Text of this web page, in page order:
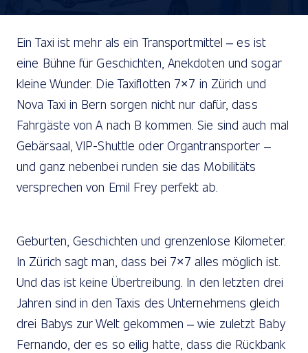
Ein Taxi ist mehr als ein Transportmittel – es ist
eine Bühne für Geschichten, Anekdoten und sogar
kleine Wunder. Die Taxiflotten 7×7 in Zürich und
Nova Taxi in Bern sorgen nicht nur dafür, dass
Fahrgäste von A nach B kommen. Sie sind auch mal
Gebärsaal, VIP-Shuttle oder Organtransporter –
und ganz nebenbei runden sie das Mobilitäts
versprechen von Emil Frey perfekt ab.
Geburten, Geschichten und grenzenlose Kilometer.
In Zürich sagt man, dass bei 7×7 alles möglich ist.
Und das ist keine Übertreibung. In den letzten drei
Jahren sind in den Taxis des Unternehmens gleich
drei Babys zur Welt gekommen – wie zuletzt Baby
Fernando, der es so eilig hatte, dass die Rückbank